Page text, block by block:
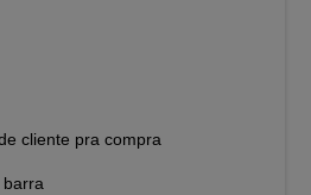
cliente pra compra
barra